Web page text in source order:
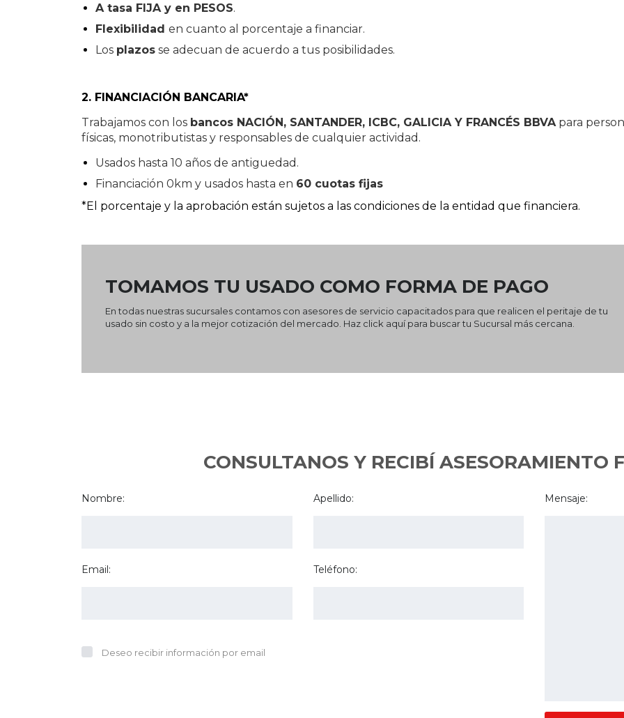
A tasa FIJA y en PESOS.
Flexibilidad en cuanto al porcentaje a financiar.
Los plazos se adecuan de acuerdo a tus posibilidades.
2. FINANCIACIÓN BANCARIA*
Trabajamos con los bancos NACIÓN, SANTANDER, ICBC, GALICIA Y FRANCÉS BBVA para
físicas, monotributistas y responsables de cualquier actividad.
Usados hasta 10 años de antiguedad.
Financiación 0km y usados hasta en 60 cuotas fijas
*El porcentaje y la aprobación están sujetos a las condiciones de la entidad que financiera.
TOMAMOS TU USADO COMO FORMA DE PAGO
En todas nuestras sucursales contamos con asesores de servicio capacitados para que realicen el peritaje de tu
usado sin costo y a la mejor cotización del mercado. Haz click aquípara buscar tu Sucursal más cercana.
CONSULTANOS Y RECIBÍ ASESORAMIENTO
Nombre: Apellido:
Email: Teléfono:
Deseo recibir información por email
Mensaje: